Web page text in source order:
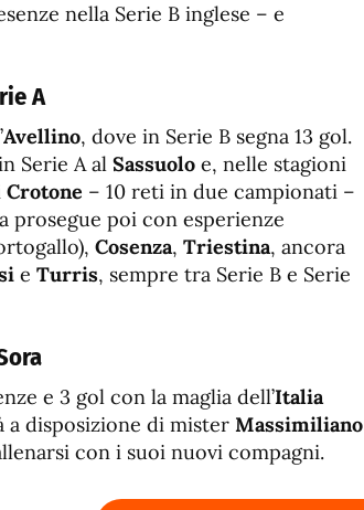
nella Serie B inglese – e
A
Avellino, dove in Serie B segna 13 gol.
Serie A al Sassuolo e, nelle stagioni
Crotone – 10 reti in due campionati –
prosegue poi con esperienze
Cosenza, Triestina, ancora
e Turris, sempre tra Serie B e Serie
e 3 gol con la maglia dell’Italia
a disposizione di mister Massimiliano
con i suoi nuovi compagni.